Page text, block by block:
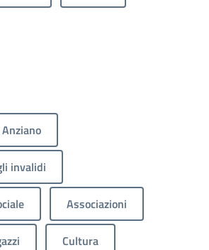
Anziano
invalidi
Associazioni
Cultura